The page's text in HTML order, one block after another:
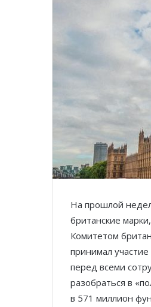
На прошлой
британские
Комитетом
принимал
перед всеми
разобраться в
в 571 миллион